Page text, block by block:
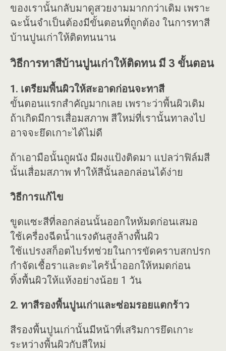
ของเรานั้นกลับมาดูสวยงามมากกว่าเดิม เพราะ
ฉะนั้นจำเป็นต้องมีขั้นตอนที่ถูกต้อง ในการทาสี
บ้านปูนเก่าให้ติดทนนาน
วิธีการทาสีบ้านปูนเก่าให้ติดทน มี 3 ขั้นตอน
1. เตรียมพื้นผิวให้สะอาดก่อนจะทาสี
ขั้นตอนแรกสำคัญมากเลย เพราะว่าพื้นผิวเดิม
ถ้าเกิดมีการเสื่อมสภาพ สีใหม่ที่เรานั้นทาลงไป
อาจจะยึดเกาะได้ไม่ดี
ถ้าเอามือนั้นถูผนัง มีผงแป้งติดมา แปลว่าฟิล์มสี
นั้นเสื่อมสภาพ ทำให้สีนั้นลอกล่อนได้ง่าย
วิธีการแก้ไข
ขูดแซะสีที่ลอกล่อนนั้นออกใหห้มดก่อนเสมอ
ใช้เครื่องฉีดน้ำแรงดันสูงล้างพื้นผิว
ใช้แปรงสก็อตไบร์ทช่วยในการขัดคราบสกปรก
กำจัดเชื้อราและตะไคร้น้ำออกให้หมดก่อน
ทิ้งพื้นผิวให้แห้งอย่างน้อย 1 วัน
2. ทาสีรองพื้นปูนเก่าและซ่อมรอยแตกร้าว
สีรองพื้นปูนเก่านั้นมีหน้าที่เสริมการยึดเกาะ
ระหว่างพื้นผิวกับสีใหม่